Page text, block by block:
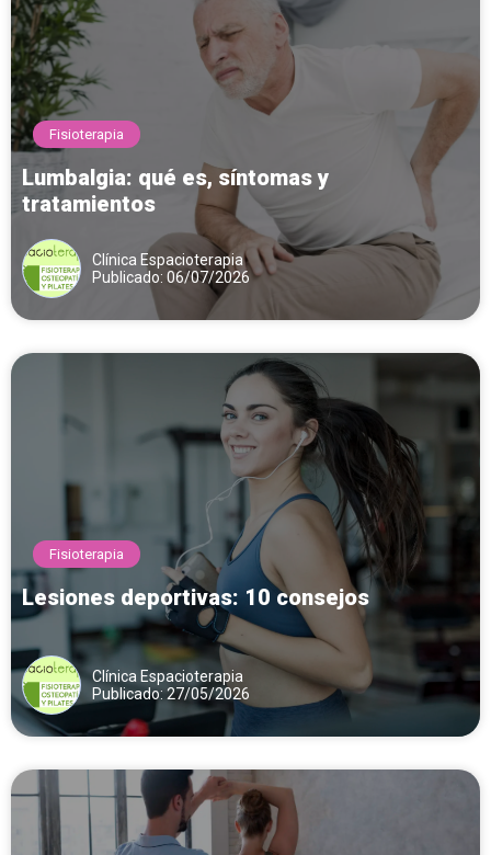
Fisioterapia
Lumbalgia: qué es, síntomas y
tratamientos
Clínica Espacioterapia
Publicado: 06/07/2026
Fisioterapia
Lesiones deportivas: 10 consejos
Clínica Espacioterapia
Publicado: 27/05/2026